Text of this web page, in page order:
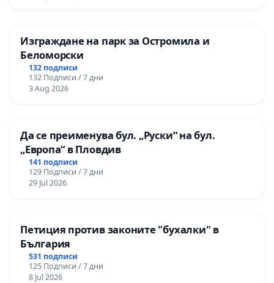
Изграждане на парк за Остромила и
Беломорски
132 подписи
132 Подписи / 7 дни
3 Aug 2026
Да се преименува бул. „Руски“ на бул.
„Европа“ в Пловдив
141 подписи
129 Подписи / 7 дни
29 Jul 2026
Петиция против законите "бухалки" в
България
531 подписи
125 Подписи / 7 дни
8 Jul 2026